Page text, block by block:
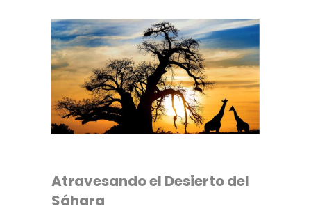
Atravesando el Desierto del
Sáhara